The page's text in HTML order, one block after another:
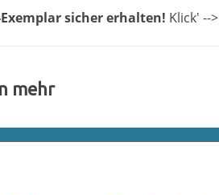
Exemplarsicher erhalten! Klick' -->
mehr